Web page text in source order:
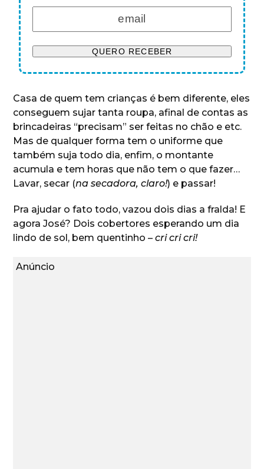
Casa de quem tem crianças é bem diferente, eles
conseguem sujar tanta roupa, afinal de contas as
brincadeiras “precisam” ser feitas no chão e etc.
Mas de qualquer forma tem o uniforme que
também suja todo dia, enfim, o montante
acumula e tem horas que não tem o que fazer…
Lavar, secar (na secadora, claro!) e passar!
Pra ajudar o fato todo, vazou dois dias a fralda! E
agora José? Dois cobertores esperando um dia
lindo de sol, bem quentinho –cri cri cri!
Anúncio